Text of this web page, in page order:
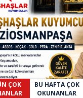
ÇOK
BU HAFTA ÇOK
OKUNANLAR